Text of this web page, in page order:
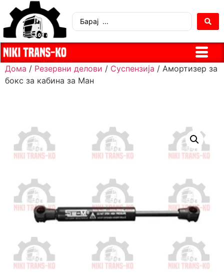
Дома / Резервни делови / Суспензија / Амортизер за
бокс за кабина за Ман